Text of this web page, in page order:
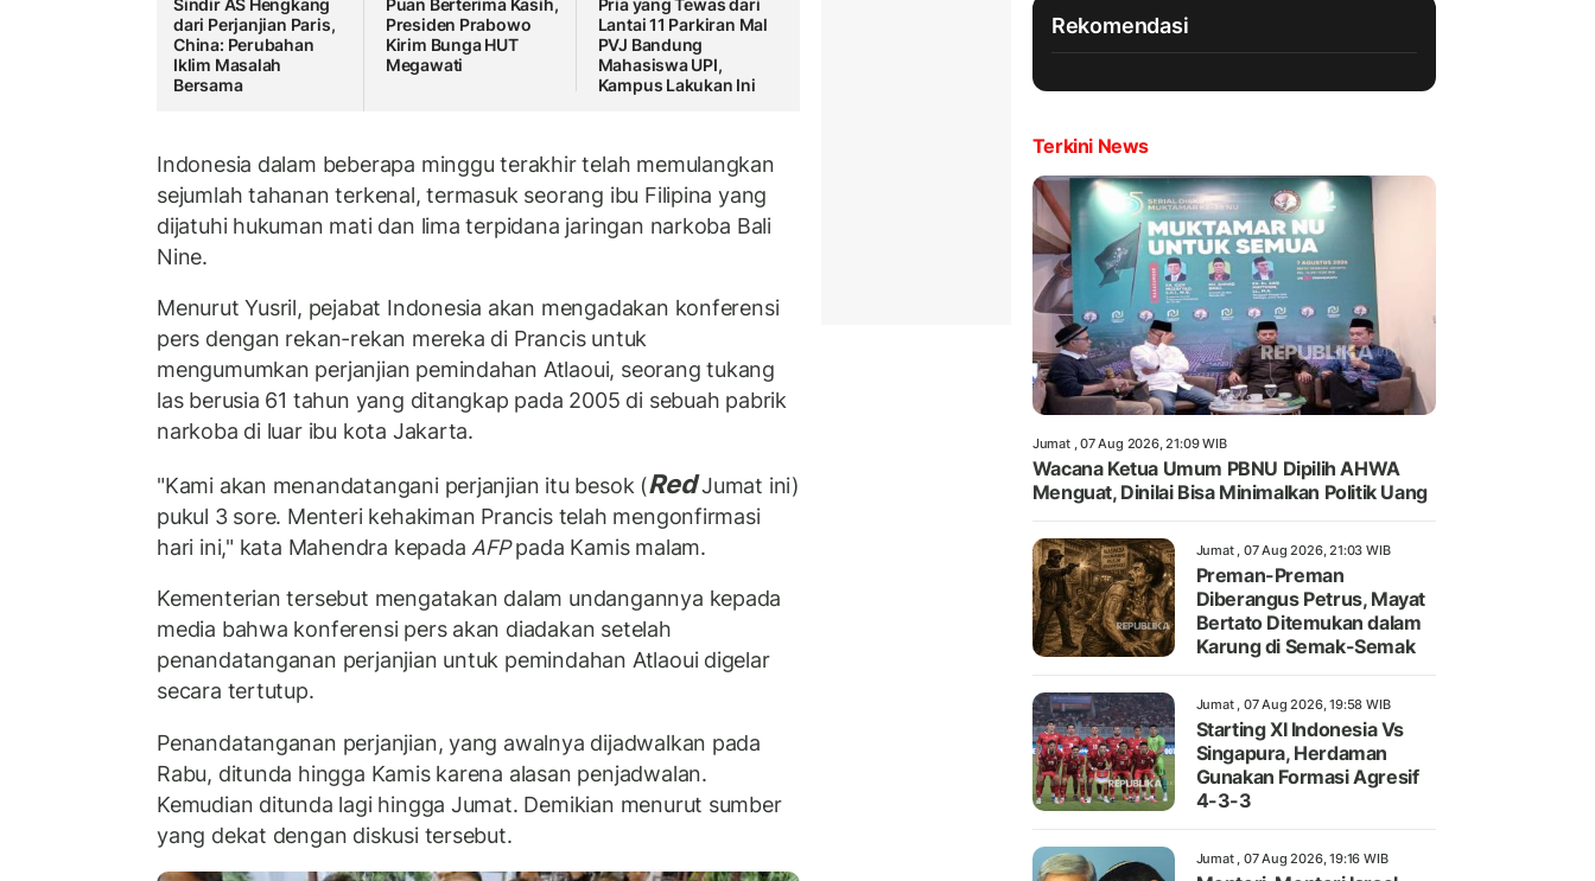
Sindir AS Hengkang
dari Perjanjian Paris,
China: Perubahan
Iklim Masalah
Bersama
Puan Berterima Kasih,
Presiden Prabowo
Kirim Bunga HUT
Megawati
Pria yang Tewas dari
Lantai 11 Parkiran Mal
PVJ Bandung
Mahasiswa UPI,
Kampus Lakukan Ini
Indonesia dalam beberapa minggu terakhir telah memulangkan
sejumlah tahanan terkenal, termasuk seorang ibu Filipina yang
dijatuhi hukuman mati dan lima terpidana jaringan narkoba Bali
Nine.
Menurut Yusril, pejabat Indonesia akan mengadakan konferensi
pers dengan rekan-rekan mereka di Prancis untuk
mengumumkan perjanjian pemindahan Atlaoui, seorang tukang
las berusia 61 tahun yang ditangkap pada 2005 di sebuah pabrik
narkoba di luar ibu kota Jakarta.
"Kami akan menandatangani perjanjian itu besok (RedJumat ini)
pukul 3 sore. Menteri kehakiman Prancis telah mengonfirmasi
hari ini," kata Mahendra kepada AFPpada Kamis malam.
Kementerian tersebut mengatakan dalam undangannya kepada
media bahwa konferensi pers akan diadakan setelah
penandatanganan perjanjian untuk pemindahan Atlaoui digelar
secara tertutup.
Penandatanganan perjanjian, yang awalnya dijadwalkan pada
Rabu, ditunda hingga Kamis karena alasan penjadwalan.
Kemudian ditunda lagi hingga Jumat. Demikian menurut sumber
yang dekat dengan diskusi tersebut.
Rekomendasi
Terkini News
Jumat , 07 Aug 2026, 21:09 WIB
Wacana Ketua Umum PBNU Dipilih AHWA
Menguat, Dinilai Bisa Minimalkan Politik Uang
Jumat , 07 Aug 2026, 21:03 WIB
Preman-Preman
Diberangus Petrus, Mayat
Bertato Ditemukan dalam
Karung di Semak-Semak
Jumat , 07 Aug 2026, 19:58 WIB
Starting XI Indonesia Vs
Singapura, Herdaman
Gunakan Formasi Agresif
4-3-3
Jumat , 07 Aug 2026, 19:16 WIB